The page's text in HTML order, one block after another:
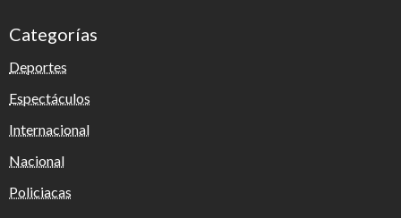
Categorías
Deportes
Espectáculos
Internacional
Nacional
Policiacas